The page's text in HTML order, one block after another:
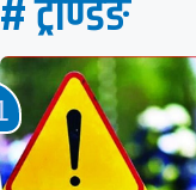
# ट्रेण्डिङ